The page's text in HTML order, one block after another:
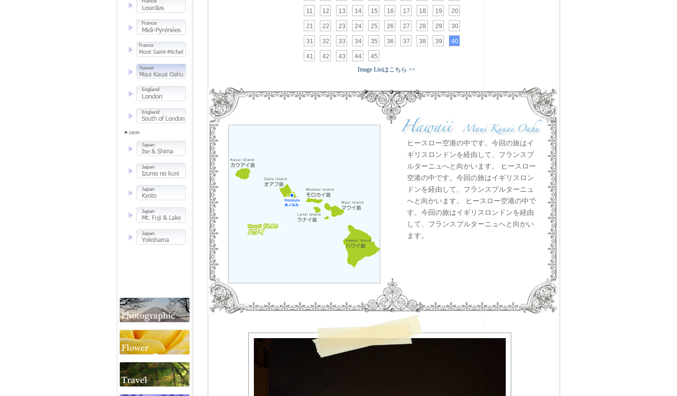
■ japan
11 12 13 14 15 16 17 18 19 20
21 22 23 24 25 26 27 28 29 30
31 32 33 34 35 36 37 38 39 40
41 42 43 44
45
Image Listはこちら >>
ヒースロー空港の中です。今回の旅はイ
ギリスロンドンを経由して、フランスブ
ルターニュへと向かいます。 ヒースロー
空港の中です。今回の旅はイギリスロン
ドンを経由して、フランスブルターニュ
へと向かいます。 ヒースロー空港の中で
す。今回の旅はイギリスロンドンを経由
して、フランスブルターニュへと向かい
ます。